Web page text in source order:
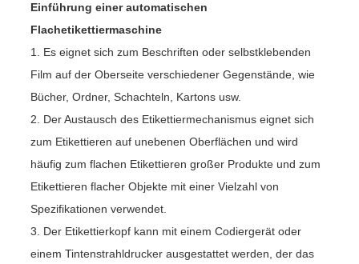
Einführung einer automatischen
Flachetikettiermaschine
1. Es eignet sich zum Beschriften oder selbstklebenden
Film auf der Oberseite verschiedener Gegenstände, wie
Bücher, Ordner, Schachteln, Kartons usw.
2. Der Austausch des Etikettiermechanismus eignet sich
zum Etikettieren auf unebenen Oberflächen und wird
häufig zum flachen Etikettieren großer Produkte und zum
Etikettieren flacher Objekte mit einer Vielzahl von
Spezifikationen verwendet.
3. Der Etikettierkopf kann mit einem Codiergerät oder
einem Tintenstrahldrucker ausgestattet werden, der das